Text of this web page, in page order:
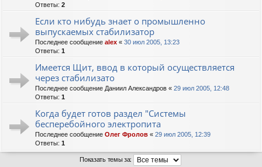
Ответы: 2
Если кто нибудь знает о промышленно
выпускаемых стабилизатор
Последнее сообщение alex « 30 июл 2005, 13:23
Ответы: 1
Имеется Щит, ввод в который осуществляется
через стабилизато
Последнее сообщение Даниил Александров « 29 июл 2005, 12:48
Ответы: 1
Когда будет готов раздел "Системы
бесперебойного электропита
Последнее сообщение Олег Фролов « 29 июл 2005, 12:39
Ответы: 1
Показать темы за: